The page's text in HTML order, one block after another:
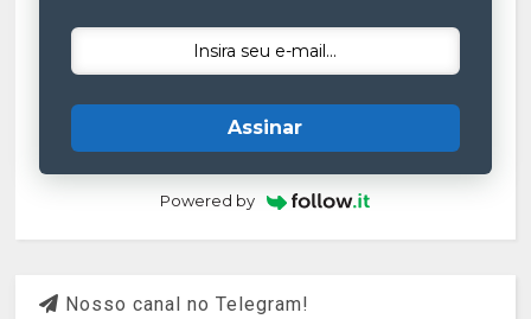
Assinar
Powered by
Nosso canal no Telegram!